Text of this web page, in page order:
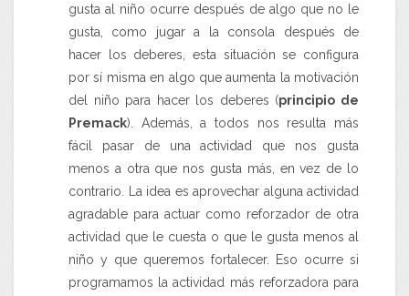
gusta al niño ocurre después de algo que no le
gusta, como jugar a la consola después de
hacer los deberes, esta situación se configura
por sí misma en algo que aumenta la motivación
del niño para hacer los deberes (principio de
Premack). Además, a todos nos resulta más
fácil pasar de una actividad que nos gusta
menos a otra que nos gusta más, en vez de lo
contrario. La idea es aprovechar alguna actividad
agradable para actuar como reforzador de otra
actividad que le cuesta o que le gusta menos al
niño y que queremos fortalecer. Eso ocurre si
programamos la actividad más reforzadora para